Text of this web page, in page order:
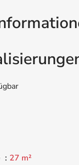
27 m²